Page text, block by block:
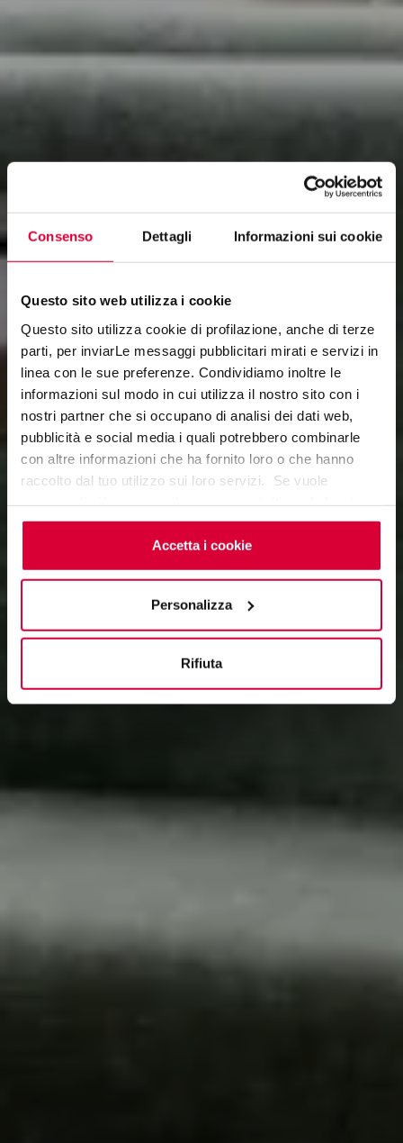
Consenso Dettagli Informazioni sui cookie
Questo sito web utilizza i cookie
Questo sito utilizza cookie di profilazione, anche di terze
parti, per inviarLe messaggi pubblicitari mirati e servizi in
linea con le sue preferenze. Condividiamo inoltre le
informazioni sul modo in cui utilizza il nostro sito con i
nostri partner che si occupano di analisi dei dati web,
pubblicità e social media i quali potrebbero combinarle
con altre informazioni che ha fornito loro o che hanno
raccolto dal tuo utilizzo sui loro servizi. Se vuole
cookieclicchi qui. Il consenso può essere espresso
cliccando sul tasto “Accetta i cookie”. Se non vuole i
cookie di profilazione può negare il consenso sul tasto
Accetta i cookie
Personalizza
Rifiuta
LONDALE